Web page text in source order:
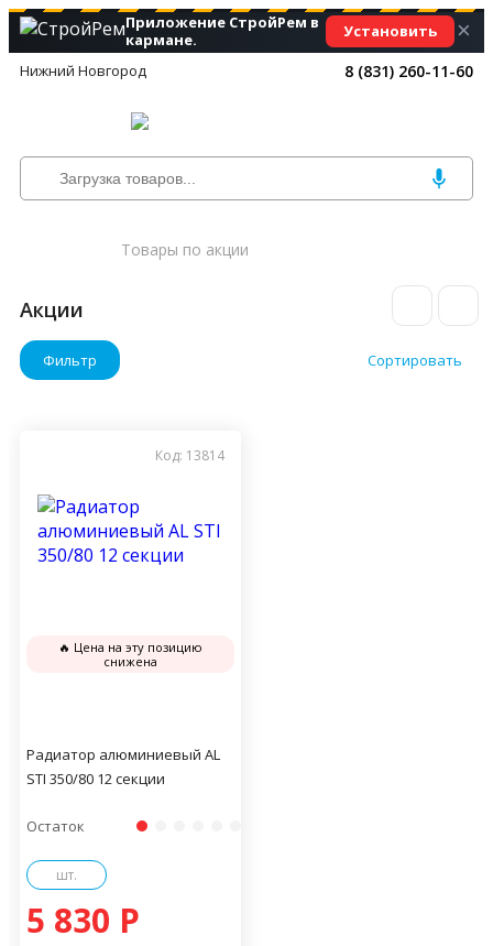
Приложение СтройРем в
кармане.
Установить ×
Нижний Новгород 8 (831) 260-11-60
Товары по акции
Акции
Фильтр Сортировать
Код: 13814
🔥 Цена на эту позицию
снижена
Радиатор алюминиевый AL
STI 350/80 12 секции
Остаток
шт.
5 830 P